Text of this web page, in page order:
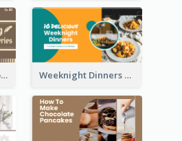
Storytelling YouTube Thumbnail Weeknight Dinners Recipe YouTube Thumbnail